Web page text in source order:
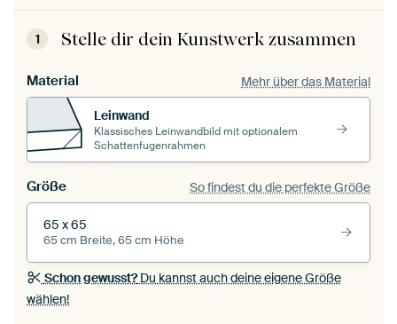
1 Stelle dir dein Kunstwerk zusammen
Material Mehr über das Material
Leinwand
Klassisches Leinwandbild mit optionalem
Schattenfugenrahmen
Größe So findest du die perfekte Größe
65 x 65
65 cm Breite, 65 cm Höhe
Schon gewusst?Du kannst auch deine eigene Größe
wählen!